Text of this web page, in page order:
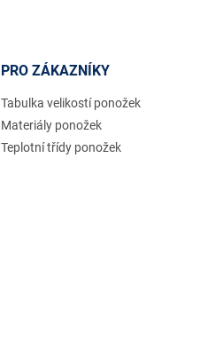
PRO ZÁKAZNÍKY
Tabulka velikostí ponožek
Materiály ponožek
Teplotní třídy ponožek